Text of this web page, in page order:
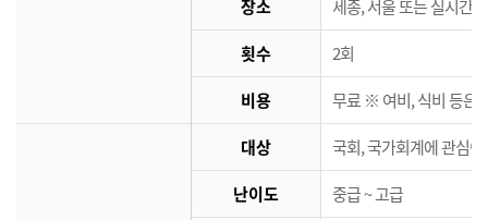
장소 세종, 서울 또는 실시간
횟수 2회
비용 무료 ※ 여비, 식비 등은
대상 국회, 국가회계에 관심
난이도 중급 ~ 고급